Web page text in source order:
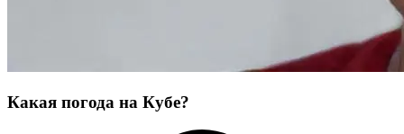
Какая погода на Кубе?